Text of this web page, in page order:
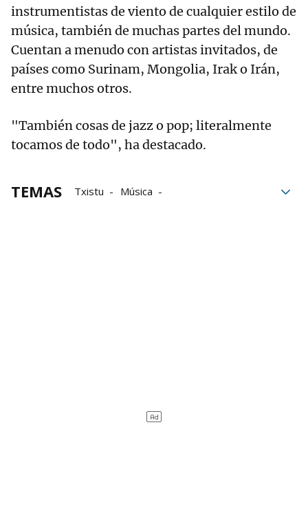
instrumentistas de viento de cualquier estilo de
música, también de muchas partes del mundo.
Cuentan a menudo con artistas invitados, de
países como Surinam, Mongolia, Irak o Irán,
entre muchos otros.
"También cosas de jazz o pop; literalmente
tocamos de todo", ha destacado.
TEMAS Txistu
Música